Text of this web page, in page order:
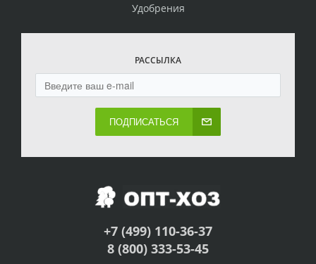
Удобрения
РАССЫЛКА
ПОДПИСАТЬСЯ
+7 (499) 110-36-37
8 (800) 333-53-45